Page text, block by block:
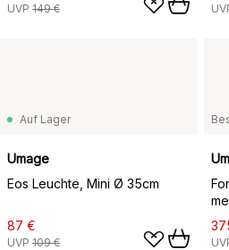
UVP 149 €
Auf Lager
Umage
Eos Leuchte, Mini Ø 35cm
87 €
UVP 109 €